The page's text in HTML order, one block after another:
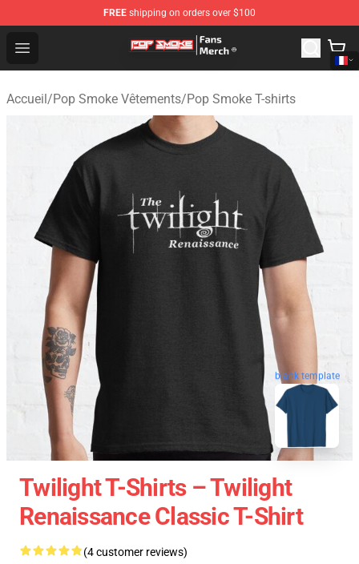
FREE shipping on orders over $100
Open menu
Pop Smoke Store - Official Pop Smoke Merchandise
Accueil/Pop Smoke Vêtements/Pop Smoke T-shirts
blank template
Twilight T-Shirts – Twilight
Renaissance Classic T-Shirt
(4 customer reviews)